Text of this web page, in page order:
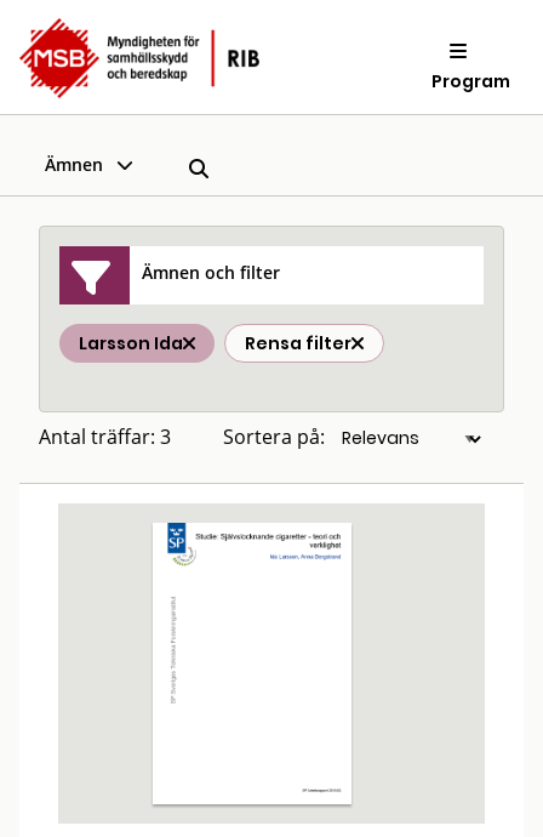
Program
Ämnen
Ämnen och filter
Larsson Ida Rensa filter
Antal träffar: 3 Sortera på: